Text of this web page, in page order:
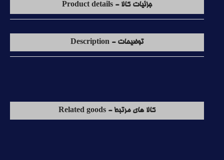
جزئیات کالا - Product details
توضیحات - Description
کالا های مرتبط - Related goods